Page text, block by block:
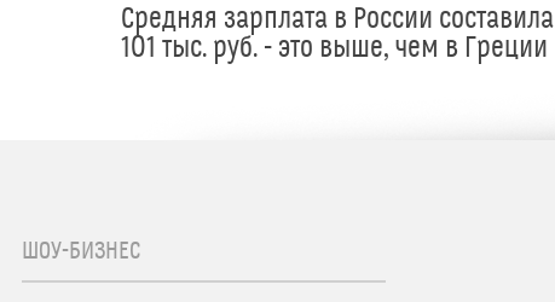
Средняя зарплата в России составила
101 тыс. руб. - это выше, чем в Греции
ШОУ-БИЗНЕС